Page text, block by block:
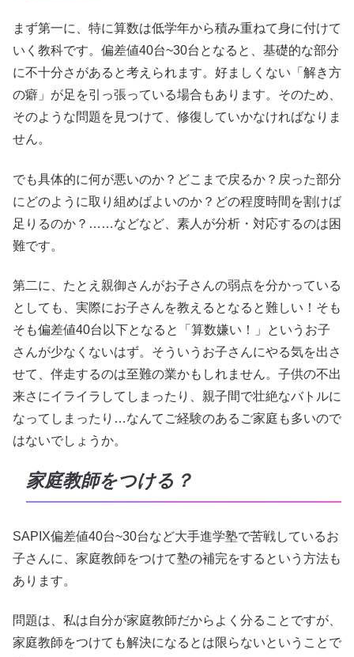
まず第一に、特に算数は低学年から積み重ねて身に付けて
いく教科です。偏差値40台~30台となると、基礎的な部分
に不十分さがあると考えられます。好ましくない「解き方
の癖」が足を引っ張っている場合もあります。そのため、
そのような問題を見つけて、修復していかなければなりま
せん。
でも具体的に何が悪いのか？どこまで戻るか？戻った部分
にどのように取り組めばよいのか？どの程度時間を割けば
足りるのか？……などなど、素人が分析・対応するのは困
難です。
第二に、たとえ親御さんがお子さんの弱点を分かっている
としても、実際にお子さんを教えるとなると難しい！そも
そも偏差値40台以下となると「算数嫌い！」というお子
さんが少なくないはず。そういうお子さんにやる気を出さ
せて、伴走するのは至難の業かもしれません。子供の不出
来さにイライラしてしまったり、親子間で壮絶なバトルに
なってしまったり…なんてご経験のあるご家庭も多いので
はないでしょうか。
家庭教師をつける？
SAPIX偏差値40台~30台など大手進学塾で苦戦しているお
子さんに、家庭教師をつけて塾の補完をするという方法も
あります。
問題は、私は自分が家庭教師だからよく分ることですが、
家庭教師をつけても解決になるとは限らないということで